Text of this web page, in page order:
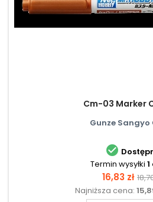
Cm-03 Marker
Gunze Sangyo

Termin wysyłki
Cena
16,83 zł
Najniższa cena: